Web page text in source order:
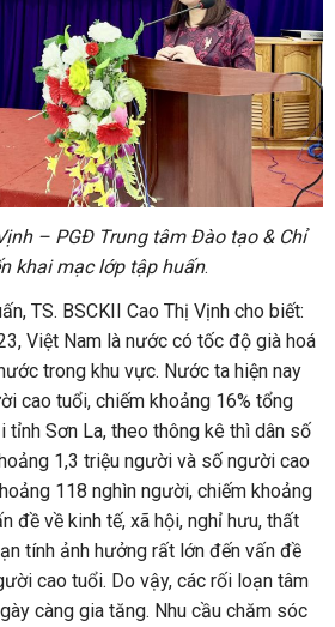
– PGĐ Trung tâm Đào tạo & Chỉ
khai mạc lớp tập huấn.
TS. BSCKII Cao Thị Vịnh cho biết:
Việt Nam là nước có tốc độ già hoá
trong khu vực. Nước ta hiện nay
cao tuổi, chiếm khoảng 16% tổng
tỉnh Sơn La, theo thông kê thì dân số
1,3 triệu người và số người cao
118 nghìn người, chiếm khoảng
đề về kinh tế, xã hội, nghỉ hưu, thất
tính ảnh hưởng rất lớn đến vấn đề
cao tuổi. Do vậy, các rối loạn tâm
càng gia tăng. Nhu cầu chăm sóc